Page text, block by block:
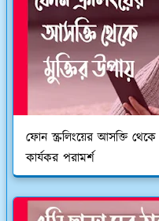
ফোন স্ক্রলিংয়ের আসক্তি
কার্যকর পরামর্শ